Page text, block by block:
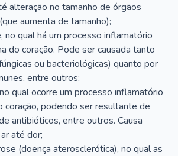
alteração no tamanho de órgãos
aumenta de tamanho);
no qual há um processo inflamatório
do coração. Pode ser causada tanto
ou bacteriológicas) quanto por
entre outros;
qual ocorre um processo inflamatório
coração, podendo ser resultante de
antibióticos, entre outros. Causa
até dor;
(doença aterosclerótica), no qual as